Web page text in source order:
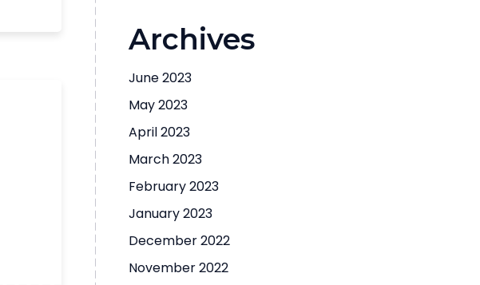
Archives
June 2023
May 2023
April 2023
March 2023
February 2023
January 2023
December 2022
November 2022